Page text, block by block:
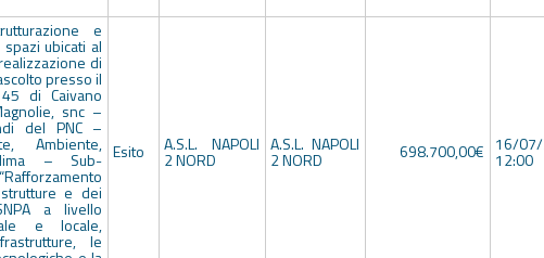
e
ubicati al
di
presso il
di Caivano
snc –
del PNC –
Ambiente,
– Sub-
e dei
a livello
e locale,
le
Esito A.S.L. NAPOLI
2 NORD
A.S.L. NAPOLI
2 NORD 698.700,00€ 16/
12:00